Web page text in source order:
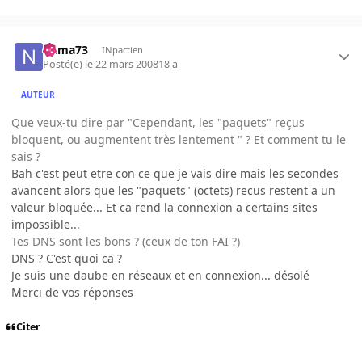
numa73 INpactien
Posté(e) le 22 mars 200818 a
AUTEUR
Que veux-tu dire par "Cependant, les "paquets" reçus
bloquent, ou augmentent très lentement " ? Et comment tu le
sais ?
Bah c'est peut etre con ce que je vais dire mais les secondes
avancent alors que les "paquets" (octets) recus restent a un
valeur bloquée... Et ca rend la connexion a certains sites
impossible...
Tes DNS sont les bons ? (ceux de ton FAI ?)
DNS ? C'est quoi ca ?
Je suis une daube en réseaux et en connexion... désolé
Merci de vos réponses
Citer